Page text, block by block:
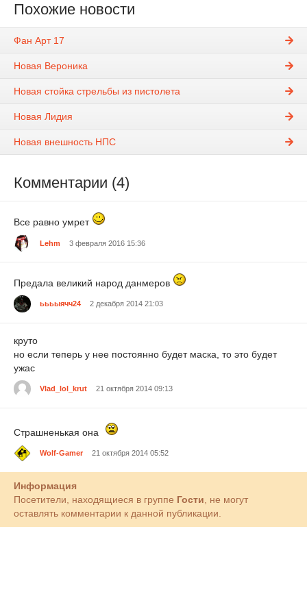
Похожие новости
Фан Арт 17
Новая Вероника
Новая стойка стрельбы из пистолета
Новая Лидия
Новая внешность НПС
Комментарии (4)
Все равно умрет
Lehm 3 февраля 2016 15:36
Предала великий народ данмеров
ьььыячч24 2 декабря 2014 21:03
круто
но если теперь у нее постоянно будет маска, то это будет
ужас
Vlad_lol_krut 21 октября 2014 09:13
Страшненькая она
Wolf-Gamer 21 октября 2014 05:52
Информация
Посетители, находящиеся в группе Гости , не могут
оставлять комментарии к данной публикации.